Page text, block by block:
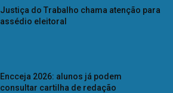
Justiça do Trabalho chama atenção para
assédio eleitoral
Encceja 2026: alunos já podem
consultar cartilha de redação